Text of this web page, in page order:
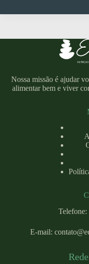
Nossa missão é ajudar
alimentar bem e viver
Telefone:
E-mail: